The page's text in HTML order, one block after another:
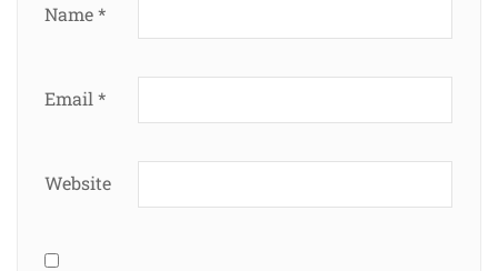
Name*
Email *
Website